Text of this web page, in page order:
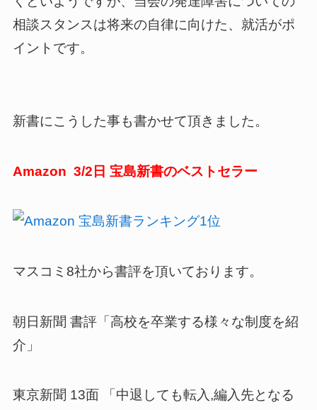
相談スタンスは将来の自律に向けた、就活がポ
イントです。
新書にこうした事も書かせて頂きました。
Amazon 3/2日 宝島新書のベストセラー
マスコミ8社から書評を頂いております。
朝日新聞 書評「高校を卒業する様々な制度を紹
介」
東京新聞 13面 「中退しても転入,編入先となる